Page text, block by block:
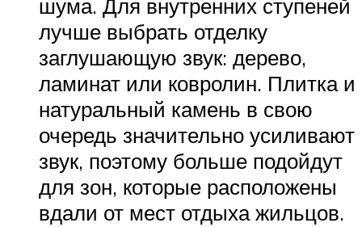
шума. Для внутренних ступеней
лучше выбрать отделку
заглушающую звук: дерево,
ламинат или ковролин. Плитка и
натуральный камень в свою
очередь значительно усиливают
звук, поэтому больше подойдут
для зон, которые расположены
вдали от мест отдыха жильцов.